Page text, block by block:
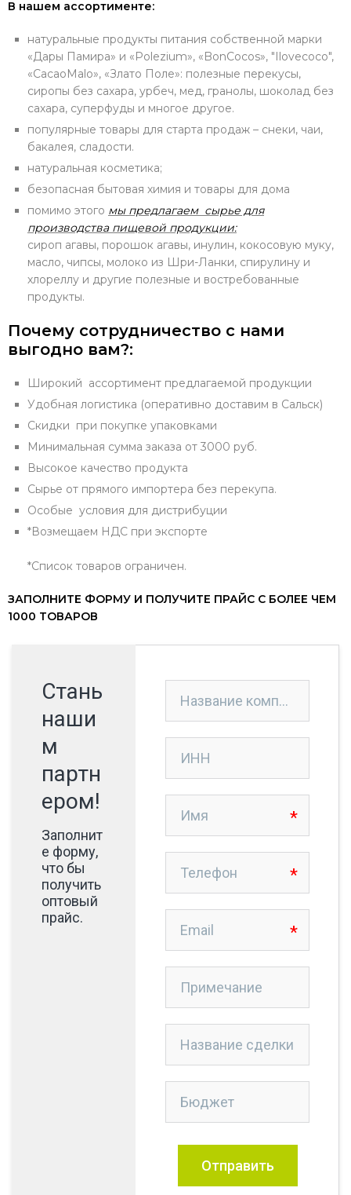
В нашем ассортименте:
натуральные продукты питания собственной марки
«Дары Памира» и «Polezium», «BonCocos», "Ilovecoco",
«CacaoMalo», «Злато Поле»: полезные перекусы,
сиропы без сахара, урбеч, мед, гранолы, шоколад без
сахара, суперфуды и многое другое.
популярные товары для старта продаж – снеки, чаи,
бакалея, сладости.
натуральная косметика;
безопасная бытовая химия и товары для дома
помимо этого мы предлагаем сырье для
производства пищевой продукции:
сироп агавы, порошок агавы, инулин, кокосовую муку,
масло, чипсы, молоко из Шри-Ланки, спирулину и
хлореллу и другие полезные и востребованные
продукты.
Почему сотрудничество с нами
выгодно вам?:
Широкий ассортимент предлагаемой продукции
Удобная логистика (оперативно доставим в Сальск)
Скидки при покупке упаковками
Минимальная сумма заказа от 3000 руб.
Высокое качество продукта
Сырье от прямого импортера без перекупа.
Особые условия для дистрибуции
*Возмещаем НДС при экспорте
*Список товаров ограничен.
ЗАПОЛНИТЕ ФОРМУ И ПОЛУЧИТЕ ПРАЙС С БОЛЕЕ ЧЕМ
1000 ТОВАРОВ